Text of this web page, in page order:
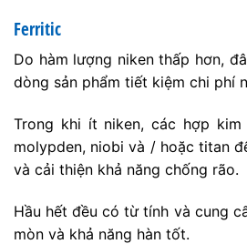
Ferritic
Do hàm lượng niken thấp hơn,
dòng sản phẩm tiết kiệm chi phí
Trong khi ít niken, các hợp
molypden, niobi và / hoặc titan
và cải thiện khả năng chống rão.
Hầu hết đều có từ tính và cung
mòn và khả năng hàn tốt.